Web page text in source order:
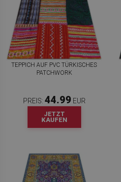
TEPPICH AUF PVC TÜRKISCHES
PATCHWORK
PREIS: 44.99 EUR
JETZT
KAUFEN